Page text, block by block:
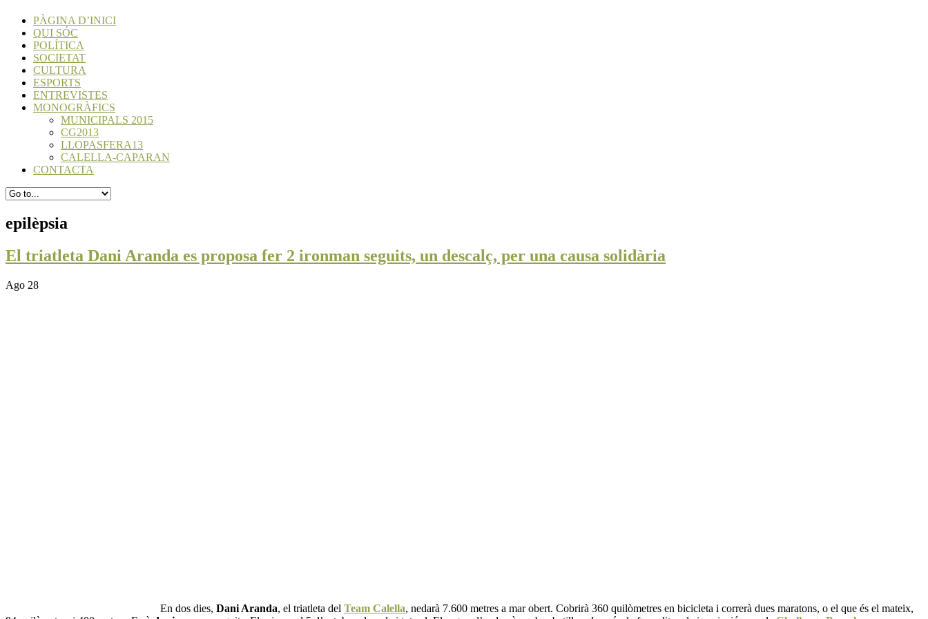
PÀGINA D’INICI
QUI SÓC
POLÍTICA
SOCIETAT
CULTURA
ESPORTS
ENTREVISTES
MONOGRÀFICS
MUNICIPALS 2015
CG2013
LLOPASFERA13
CALELLA-CAPARAN
CONTACTA
epilèpsia
El triatleta Dani Aranda es proposa fer 2 ironman seguits, un descalç, per una causa solidària
Ago 28
En dos dies, Dani Aranda, el triatleta del Team Calella, nedarà 7.600 metres a mar obert. Cobrirà 360 quilòmetres en bicicleta i correrà dues maratons, o el que és el mateix,